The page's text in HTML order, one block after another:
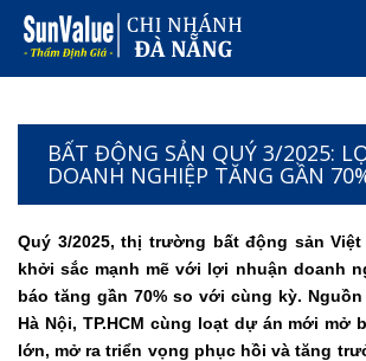
BẤT ĐỘNG SẢN QUÝ 3/2025:
DOANH NGHIỆP TĂNG GẦN
Quý 3/2025, thị trường bất động sản
khởi sắc mạnh mẽ với lợi nhuận doanh
báo tăng gần 70% so với cùng kỳ.
Hà Nội, TP.HCM cùng loạt dự án mới mở
lớn, mở ra triển vọng phục hồi và tăng